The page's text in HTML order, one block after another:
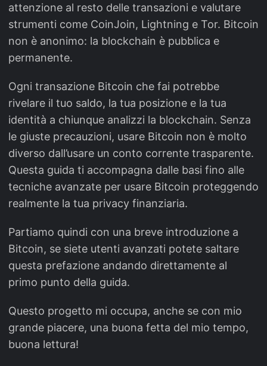
attenzione al resto delle transazioni e valutare
strumenti come CoinJoin, Lightning e Tor. Bitcoin
non è anonimo: la blockchain è pubblica e
permanente.
Ogni transazione Bitcoin che fai potrebbe
rivelare il tuo saldo, la tua posizione e la tua
identità a chiunque analizzi la blockchain. Senza
le giuste precauzioni, usare Bitcoin non è molto
diverso dall’usare un conto corrente trasparente.
Questa guida ti accompagna dalle basi fino alle
tecniche avanzate per usare Bitcoin proteggendo
realmente la tua privacy finanziaria.
Partiamo quindi con una breve introduzione a
Bitcoin, se siete utenti avanzati potete saltare
questa prefazione andando direttamente al
primo punto della guida.
Questo progetto mi occupa, anche se con mio
grande piacere, una buona fetta del mio tempo,
buona lettura!